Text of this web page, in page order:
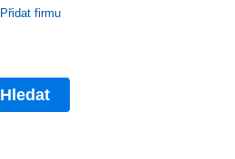
Přidat firmu
Hledat